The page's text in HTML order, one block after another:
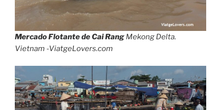
Mercado Flotante de Cai Rang Mekong Delta.
Vietnam -ViatgeLovers.com